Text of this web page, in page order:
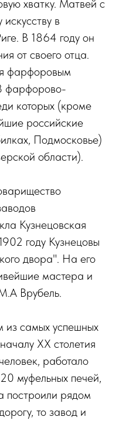
хватку. Матвей с
в
В 1864 году он
от своего отца.
фарфоровым
фарфорово-
которых (кроме
российские
Подмосковье)
области).
Кузнецовская
году Кузнецовы
двора". На его
мастера и
Врубель.
из самых успешных
ХХ столетия
работало
муфельных печей,
построили рядом
то завод и